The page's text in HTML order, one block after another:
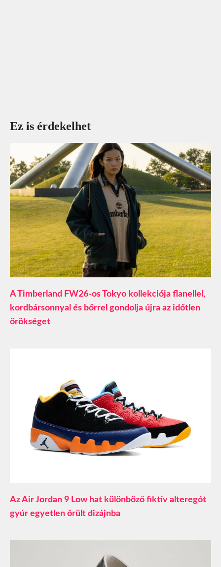
Ez is érdekelhet
A Timberland FW26-os Tokyo kollekciója flanellel,
kordbársonnyal és bőrrel gondolja újra az időtlen
örökséget
Az Air Jordan 9 Low hat különböző fiktív alteregót
gyúr egyetlen őrült dizájnba